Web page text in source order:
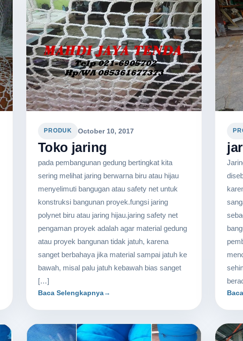
PRODUK October 10, 2017
Toko jaring
pada pembangunan gedung bertingkat kita
sering melihat jaring berwarna biru atau hijau
menyelimuti bangugan atau safety net untuk
konstruksi bangunan proyek.fungsi jaring
polynet biru atau jaring hijau.jaring safety net
pengaman proyek adalah agar material gedung
atau proyek bangunan tidak jatuh, karena
sanget berbahaya jika material sampai jatuh ke
bawah, misal palu jatuh kebawah bias sanget
[…]
Baca Selengkapnya→